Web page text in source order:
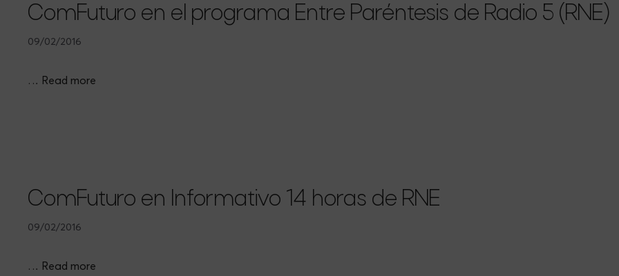
ComFuturo en el programa Entre Paréntesis de Radio 5 (RNE)
09/02/2016
… Read more
ComFuturo en Informativo 14 horas de RNE
09/02/2016
… Read more